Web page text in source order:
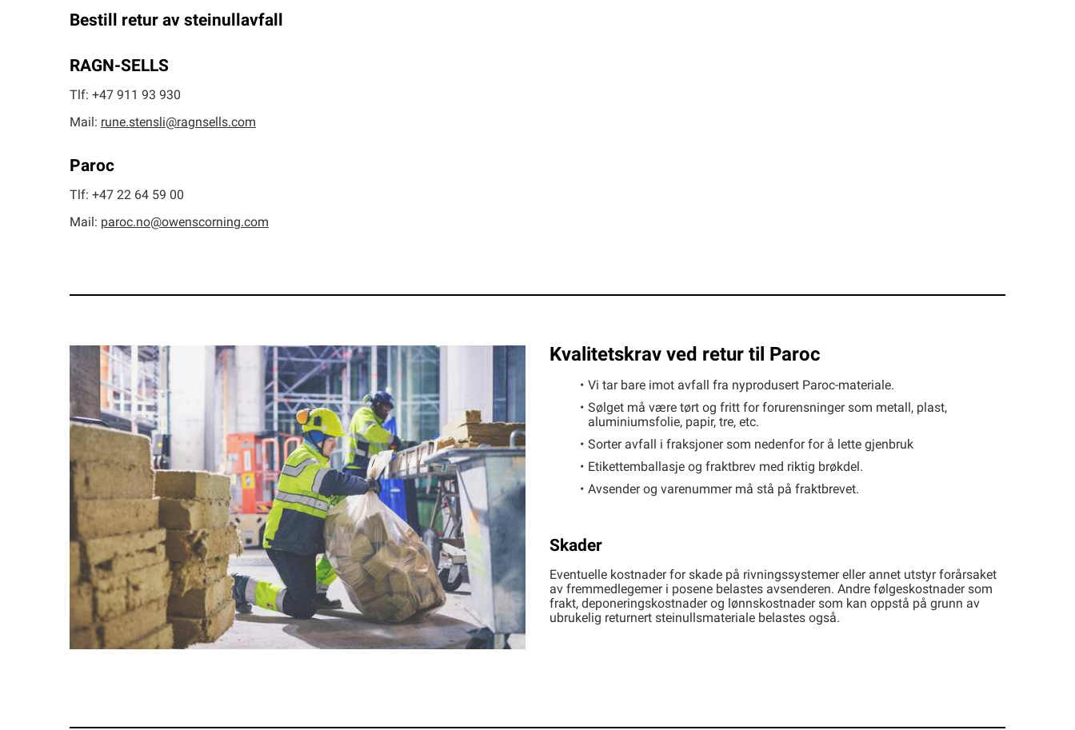
Bestill retur av steinullavfall
RAGN-SELLS
Tlf: +47 911 93 930
Mail: rune.stensli@ragnsells.com
Paroc
Tlf: +47 22 64 59 00
Mail: paroc.no@owenscorning.com
Kvalitetskrav ved retur til Paroc
Vi tar bare imot avfall fra nyprodusert Paroc-materiale.
Sølget må være tørt og fritt for forurensninger som metall, plast,
aluminiumsfolie, papir, tre, etc.
Sorter avfall i fraksjoner som nedenfor for å lette gjenbruk
Etikettemballasje og fraktbrev med riktig brøkdel.
Avsender og varenummer må stå på fraktbrevet.
Skader
Eventuelle kostnader for skade på rivningssystemer eller annet utstyr forårsaket
av fremmedlegemer i posene belastes avsenderen. Andre følgeskostnader som
frakt, deponeringskostnader og lønnskostnader som kan oppstå på grunn av
ubrukelig returnert steinullsmateriale belastes også.